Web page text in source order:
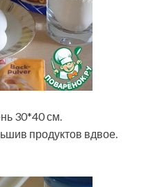
30*40 см.
продуктов вдвое.